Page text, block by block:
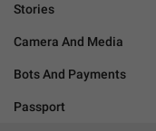
Stories
Camera And Media
Bots And Payments
Passport